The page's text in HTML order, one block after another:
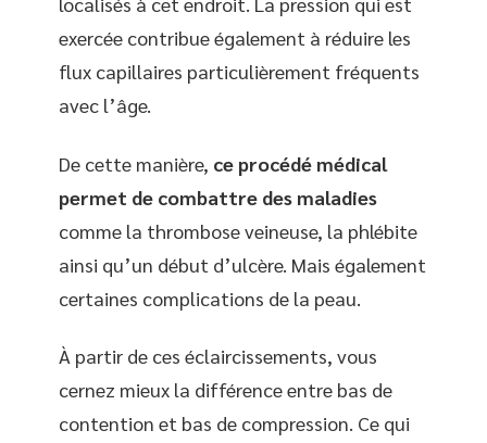
exercée contribue également à réduire les
flux capillaires particulièrement fréquents
avec l’âge.
De cette manière, ce procédé médical
permet de combattre des maladies
comme la thrombose veineuse, la phlébite
ainsi qu’un début d’ulcère. Mais également
certaines complications de la peau.
À partir de ces éclaircissements, vous
cernez mieux la différence entre bas de
contention et bas de compression. Ce qui